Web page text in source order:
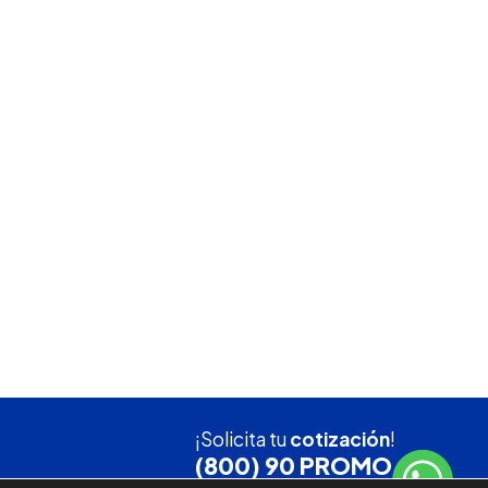
¡Solicita tucotización!
(800) 90 PROMO